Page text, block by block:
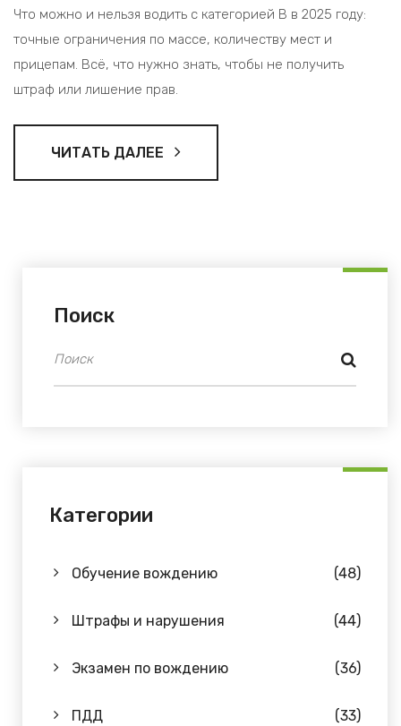
Что можно и нельзя водить с категорией В в 2025 году:
точные ограничения по массе, количеству мест и
прицепам. Всё, что нужно знать, чтобы не получить
штраф или лишение прав.
ЧИТАТЬ ДАЛЕЕ
Поиск
Категории
Обучение вождению (48)
Штрафы и нарушения (44)
Экзамен по вождению (36)
ПДД (33)